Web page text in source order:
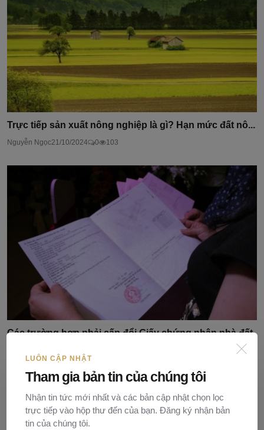
Trực tiếp sản xuất nông nghiệp là gì? Hạn mức đất nô...
Nguyễn Ngọc21/10/2024 0 103
Các trường hợp phải cấp đổi Giấy chứng nhận nhà đất
09/08/2024
LUÔN CẬP NHẬT
Tham gia bản tin của chúng tôi
Nhận tin tức mới nhất và các bản cập nhật chọn lọc
trực tiếp vào hộp thư đến của bạn. Đăng ký nhận bản
tin của chúng tôi.